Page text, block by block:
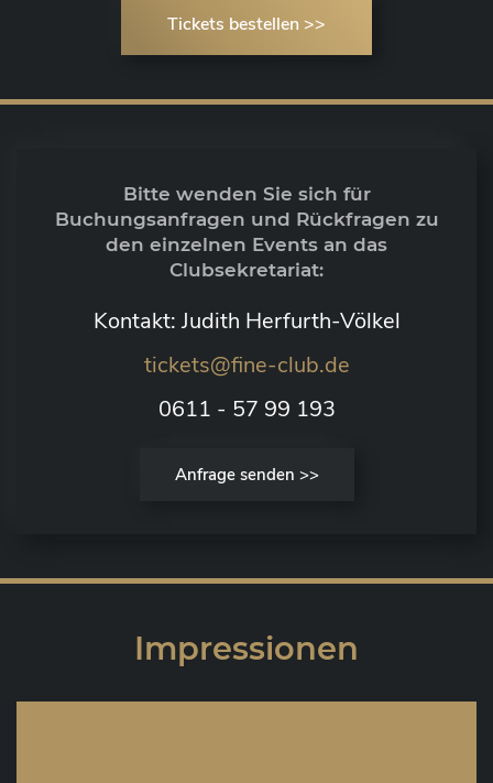
Tickets bestellen >>
Bitte wenden Sie sich für
Buchungsanfragen und Rückfragen zu
den einzelnen Events an das
Clubsekretariat:
Kontakt: Judith Herfurth-Völkel
tickets@fine-club.de
0611 - 57 99 193
Anfrage senden >>
Impressionen